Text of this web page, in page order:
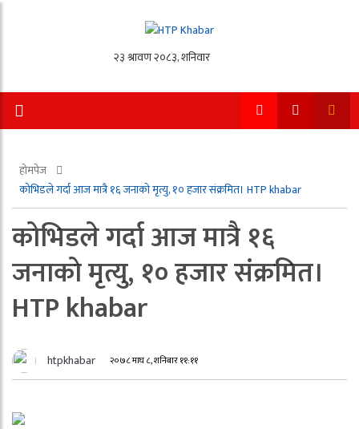
होमपेज
कोभिडले गर्दा आज मात्रै १६ जनाकाे मृत्यु, १० हजार संक्रमित। HTP khabar
कोभिडले गर्दा आज मात्रै १६
जनाकाे मृत्यु, १० हजार संक्रमित।
HTP khabar
htpkhabar २०७८ माघ ८, शनिबार ११:११